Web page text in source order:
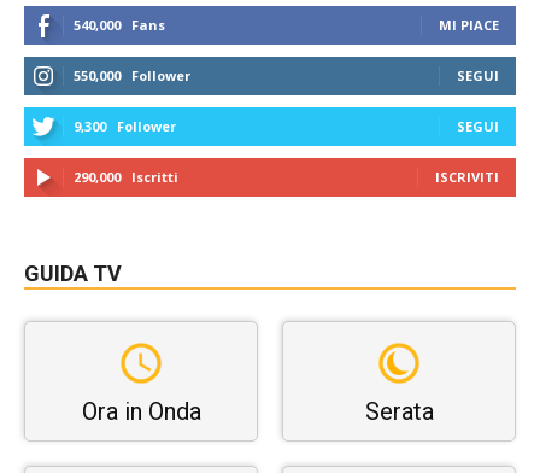
540,000 Fans MI PIACE
550,000 Follower SEGUI
9,300 Follower SEGUI
290,000 Iscritti ISCRIVITI
GUIDA TV
Ora in Onda Serata